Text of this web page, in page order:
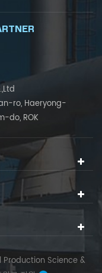
ro, Haeryong-
do, ROK
Science &